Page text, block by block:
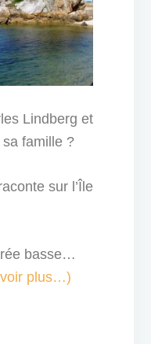
Lindberg et
famille ?
sur l’Île
basse…
plus…)